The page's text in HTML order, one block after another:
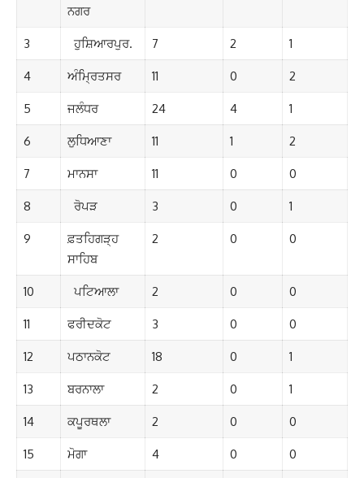
ਨਗਰ
3 ਹੁਸ਼ਿਆਰਪੁਰ. 7 2 1
4 ਅੰਮ੍ਰਿਤਸਰ 11 0 2
5 ਜਲੰਧਰ 24 4 1
6 ਲੁਧਿਆਣਾ 11 1 2
7 ਮਾਨਸਾ 11 0 0
8 ਰੋਪੜ 3 0 1
9
ਫ਼ਤਹਿਗੜ੍ਹ
ਸਾਹਿਬ
2 0 0
10 ਪਟਿਆਲਾ 2 0 0
11 ਫਰੀਦਕੋਟ 3 0 0
12 ਪਠਾਨਕੋਟ 18 0 1
13 ਬਰਨਾਲਾ 2 0 1
14 ਕਪੂਰਥਲਾ 2 0 0
15 ਮੋਗਾ 4 0 0